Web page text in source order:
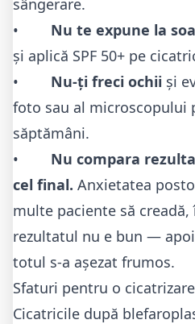
sângerare.
• Nu te expune la
și aplică SPF 50+ pe
• Nu-ți freci ochii și
foto sau al microscopului
săptămâni.
• Nu compara
cel final. Anxietatea
multe paciente să creadă,
rezultatul nu e bun —
totul s-a așezat frumos.
Sfaturi pentru o
Cicatricile după